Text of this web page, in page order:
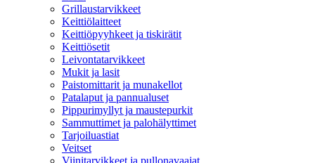
Grillaustarvikkeet
Keittiölaitteet
Keittiöpyyhkeet ja tiskirätit
Keittiösetit
Leivontatarvikkeet
Mukit ja lasit
Paistomittarit ja munakellot
Patalaput ja pannualuset
Pippurimyllyt ja maustepurkit
Sammuttimet ja palohälyttimet
Tarjoiluastiat
Veitset
Viinitarvikkeet ja pullonavaajat